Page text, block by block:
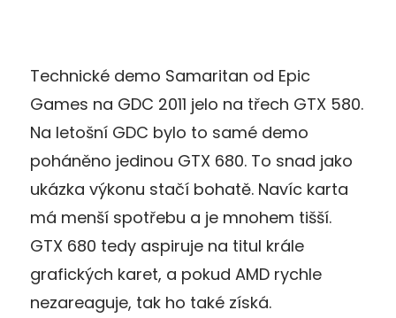
Technické demo Samaritan od Epic
Games na GDC 2011 jelo na třech GTX 580.
Na letošní GDC bylo to samé demo
poháněno jedinou GTX 680. To snad jako
ukázka výkonu stačí bohatě. Navíc karta
má menší spotřebu a je mnohem tišší.
GTX 680 tedy aspiruje na titul krále
grafických karet, a pokud AMD rychle
nezareaguje, tak ho také získá.